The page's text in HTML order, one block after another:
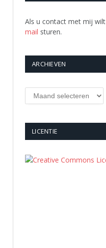
Als u contact met mij
mail sturen.
ARCHIEVEN
LICENTIE